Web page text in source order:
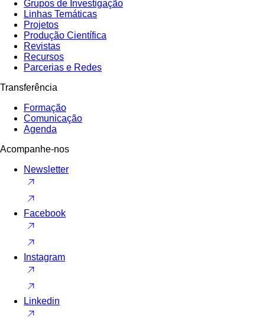
Grupos de Investigação
Linhas Temáticas
Projetos
Produção Científica
Revistas
Recursos
Parcerias e Redes
Transferência
Formação
Comunicação
Agenda
Acompanhe-nos
Newsletter
Facebook
Instagram
Linkedin